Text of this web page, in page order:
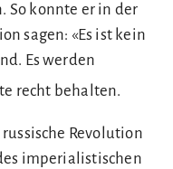
konnte er in der
sagen: «Es ist kein
Es werden
recht behalten.
Revolution
imperialistischen